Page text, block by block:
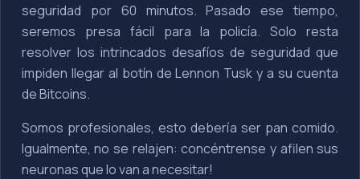
seguridad por 60 minutos. Pasado ese tiempo,
seremos presa fácil para la policía. Solo resta
resolver los intrincados desafíos de seguridad que
impiden llegar al botín de Lennon Tusk y a su cuenta
de Bitcoins.
Somos profesionales, esto debería ser pan comido.
Igualmente, no se relajen: concéntrense y afilen sus
neuronas que lo van a necesitar!